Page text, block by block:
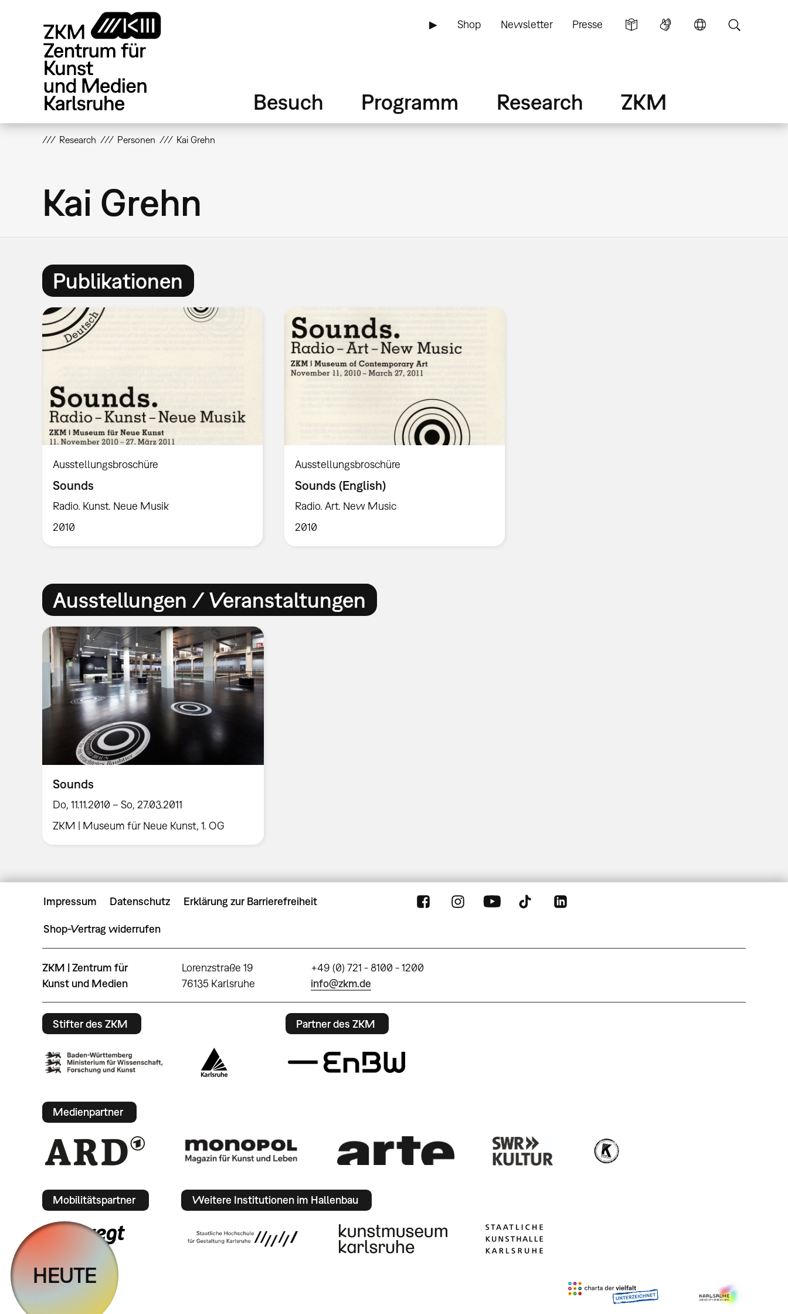
▶ Shop Newsletter Presse
Besuch Programm Research ZKM
Research Personen Kai Grehn
Kai Grehn
Publikationen
Ausstellungsbroschüre
Sounds
Radio. Kunst. Neue Musik
2010
Ausstellungsbroschüre
Sounds (English)
Radio. Art. New Music
2010
Ausstellungen / Veranstaltungen
Sounds
Do, 11.11.2010 – So, 27.03.2011
ZKM | Museum für Neue Kunst, 1. OG
Impressum Datenschutz Erklärung zur Barrierefreiheit
Shop-Vertrag widerrufen
ZKM | Zentrum für
Kunst und Medien
Lorenzstraße 19
76135 Karlsruhe
+49 (0) 721 - 8100 - 1200
info@zkm.de
Stifter des ZKM Partner des ZKM
Medienpartner
Mobilitätspartner Weitere Institutionen im Hallenbau
HEUTE